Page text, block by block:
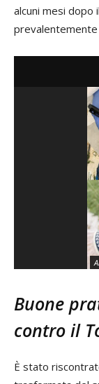
alcuni mesi dopo
prevalentemente
Buone
contro il
È stato